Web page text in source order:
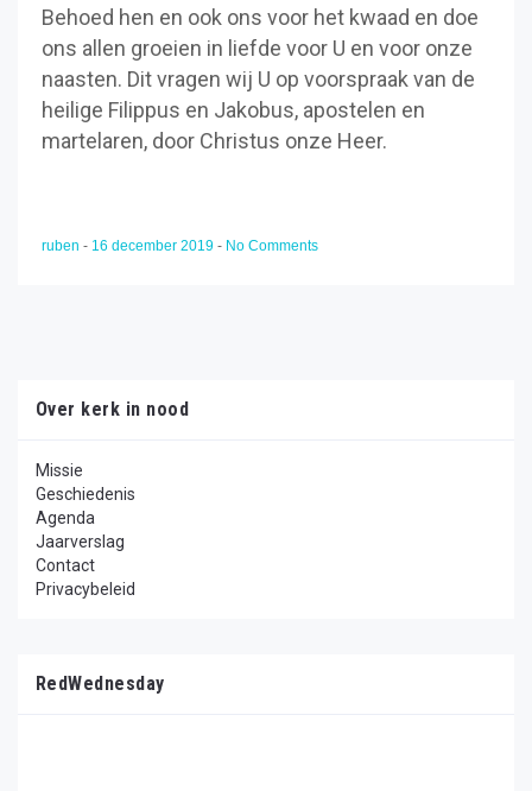
Behoed hen en ook ons voor het kwaad en doe
ons allen groeien in liefde voor U en voor onze
naasten. Dit vragen wij U op voorspraak van de
heilige Filippus en Jakobus, apostelen en
martelaren, door Christus onze Heer.
ruben - 16 december 2019 - No Comments
Over kerk in nood
Missie
Geschiedenis
Agenda
Jaarverslag
Contact
Privacybeleid
RedWednesday